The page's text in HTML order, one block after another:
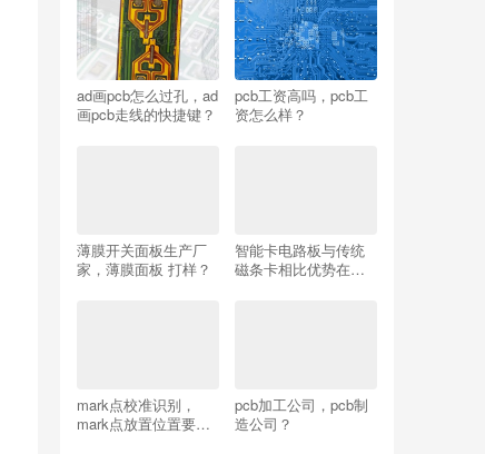
ad画pcb怎么过孔，ad
画pcb走线的快捷键？
pcb工资高吗，pcb工
资怎么样？
薄膜开关面板生产厂
家，薄膜面板 打样？
智能卡电路板与传统
磁条卡相比优势在哪
mark点校准识别，
mark点放置位置要
pcb加工公司，pcb制
造公司？